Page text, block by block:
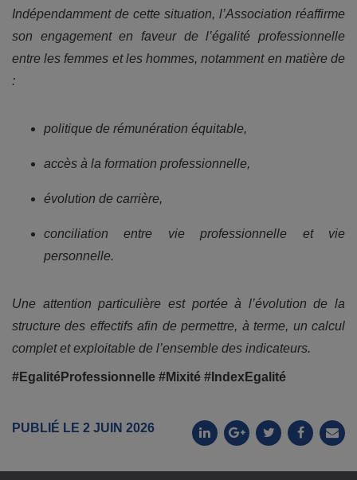
Indépendamment de cette situation, l’Association réaffirme
son engagement en faveur de l’égalité professionnelle
entre les femmes et les hommes, notamment en matière de
:
politique de rémunération équitable,
accès à la formation professionnelle,
évolution de carrière,
conciliation entre vie professionnelle et vie
personnelle.
Une attention particulière est portée à l’évolution de la
structure des effectifs afin de permettre, à terme, un calcul
complet et exploitable de l’ensemble des indicateurs.
#EgalitéProfessionnelle #Mixité #IndexEgalité
PUBLIÉ LE 2 JUIN 2026